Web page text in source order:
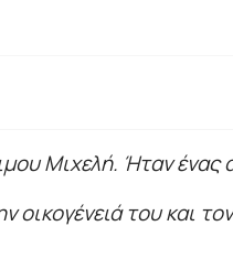
Μιχελή. Ήταν ένας
του και